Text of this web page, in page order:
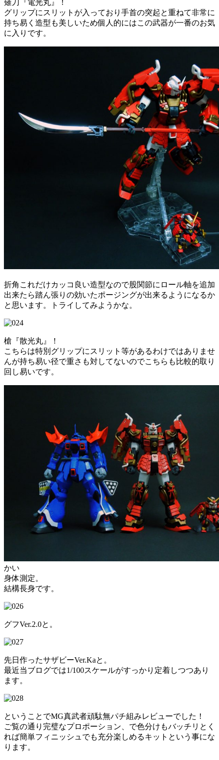
薙刀『電光丸』！
グリップにスリットが入っており手首の突起と重ねて非常に
持ち易く造型も美しいため個人的にはこの武器が一番のお気
に入りです。
折角これだけカッコ良い造型なので股関節にロール軸を追加
出来たら踏ん張りの効いたポージングが出来るようになるか
と思います。トライしてみようかな。
槍『散光丸』！
こちらは特別グリップにスリット等があるわけではありませ
んが持ち易い径で重さも対してないのでこちらも比較的取り
回し易いです。
かい
身体測定。
結構長身です。
グフVer.2.0と。
先日作ったサザビーVer.Kaと。
最近当ブログでは1/100スケールがすっかり定着しつつあり
ます。
ということでMG真武者頑駄無パチ組みレビューでした！
ご覧の通り完璧なプロポーション、で色分けもバッチリとく
れば簡単フィニッシュでも充分楽しめるキットという事にな
ります。